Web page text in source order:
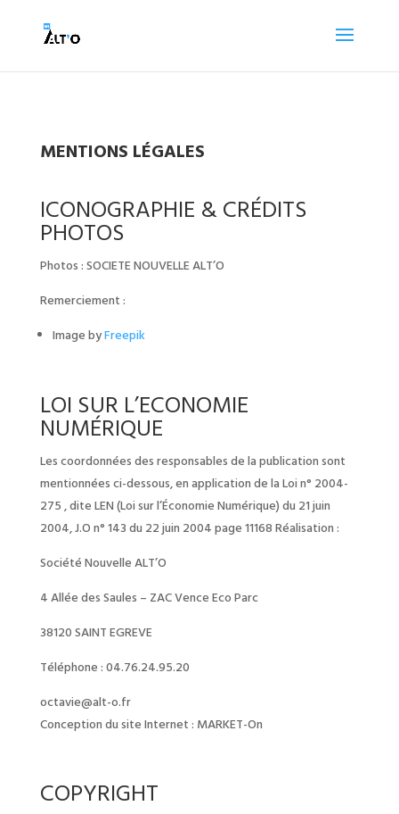
MENTIONS LÉGALES
ICONOGRAPHIE & CRÉDITS
PHOTOS
Photos : SOCIETE NOUVELLE ALT’O
Remerciement :
Image byFreepik
LOI SUR L’ECONOMIE
NUMÉRIQUE
Les coordonnées des responsables de la publication sont
mentionnées ci-dessous, en application de la Loi n° 2004-
275 , dite LEN (Loi sur l’Économie Numérique) du 21 juin
2004, J.O n° 143 du 22 juin 2004 page 11168 Réalisation :
Société Nouvelle ALT’O
4 Allée des Saules – ZAC Vence Eco Parc
38120 SAINT EGREVE
Téléphone : 04.76.24.95.20
octavie@alt-o.fr
Conception du site Internet : MARKET-On
COPYRIGHT